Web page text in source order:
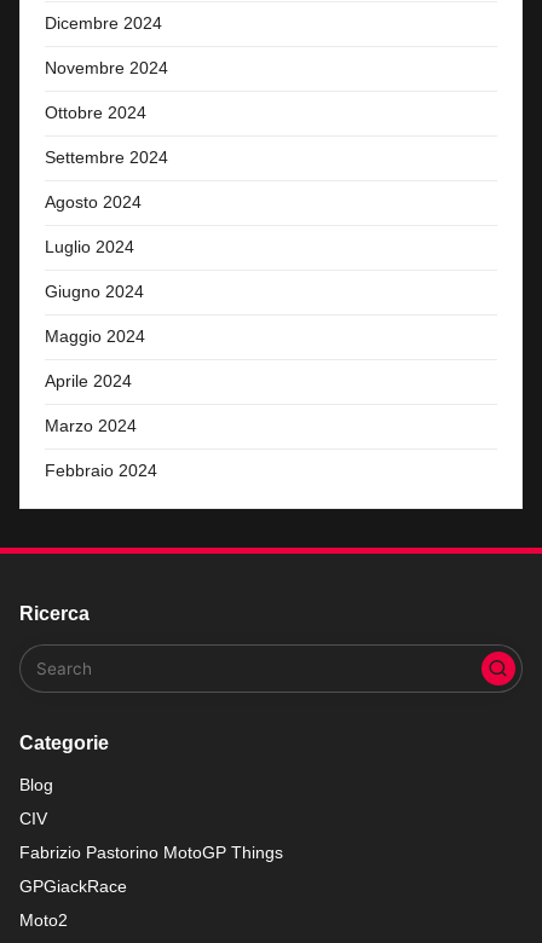
Dicembre 2024
Novembre 2024
Ottobre 2024
Settembre 2024
Agosto 2024
Luglio 2024
Giugno 2024
Maggio 2024
Aprile 2024
Marzo 2024
Febbraio 2024
Ricerca
Categorie
Blog
CIV
Fabrizio Pastorino MotoGP Things
GPGiackRace
Moto2